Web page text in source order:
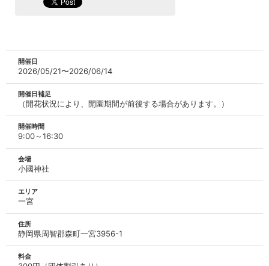
開催日
2026/05/21〜2026/06/14
開催日補足
（開花状況により、開園期間が前後する場合があります。）
開催時間
9:00～16:30
会場
小國神社
エリア
一宮
住所
静岡県周智郡森町一宮3956-1
料金